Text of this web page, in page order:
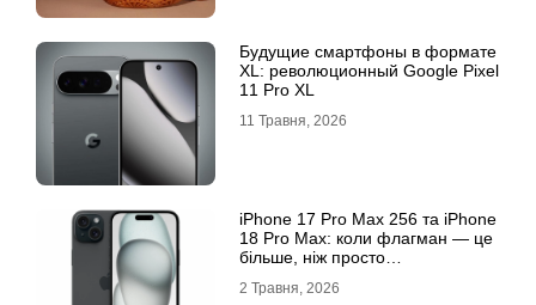
Будущие смартфоны в формате
XL: революционный Google Pixel
11 Pro XL
11 Травня, 2026
iРhone 17 Рro Мax 256 та iРhone
18 Рro Мax: коли флагман — це
більше, ніж просто
2 Травня, 2026